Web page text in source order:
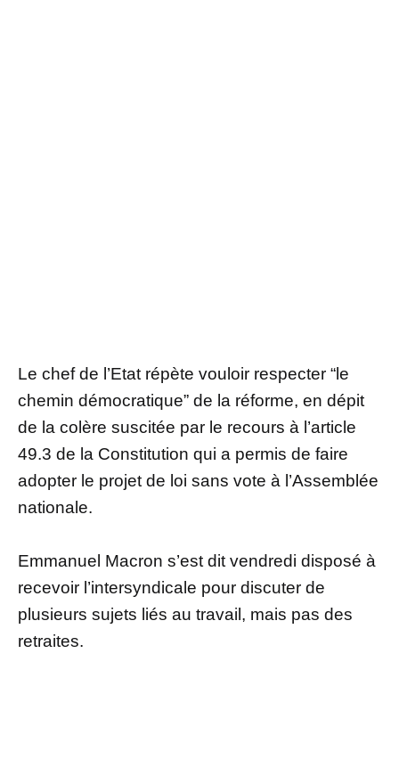
Le chef de l’Etat répète vouloir respecter “le
chemin démocratique” de la réforme, en dépit
de la colère suscitée par le recours à l’article
49.3 de la Constitution qui a permis de faire
adopter le projet de loi sans vote à l’Assemblée
nationale.
Emmanuel Macron s’est dit vendredi disposé à
recevoir l’intersyndicale pour discuter de
plusieurs sujets liés au travail, mais pas des
retraites.